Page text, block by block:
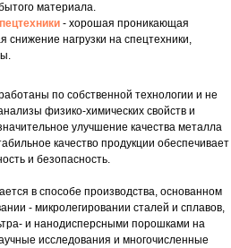
материала.
- хорошая проникающая
снижение нагрузки на спецтехники,
по собственной технологии и не
физико-химических свойств и
улучшение качества металла
качество продукции обеспечивает
и безопасность.
в способе производства, основанном
- микролегировании сталей и сплавов,
и нанодисперсными порошками на
исследования и многочисленные